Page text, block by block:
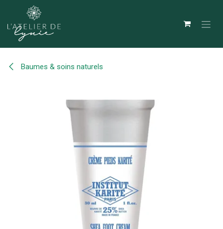
Se rendre au contenu
Baumes & soins naturels